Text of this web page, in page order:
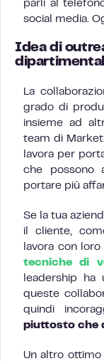
parli al
social media.
Idea di
La
grado di
insieme ad
team di
lavora per
che possono
portare più
Se la tua
il cliente,
lavora con
tecniche di
leadership ha
queste
quindi
piuttosto che
Un altro ottimo